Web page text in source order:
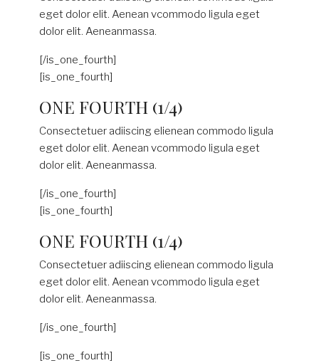
eget dolor elit. Aenean vcommodo ligula eget
dolor elit. Aeneanmassa.
[/is_one_fourth]
[is_one_fourth]
ONE FOURTH (1/4)
Consectetuer adiiscing elienean commodo ligula
eget dolor elit. Aenean vcommodo ligula eget
dolor elit. Aeneanmassa.
[/is_one_fourth]
[is_one_fourth]
ONE FOURTH (1/4)
Consectetuer adiiscing elienean commodo ligula
eget dolor elit. Aenean vcommodo ligula eget
dolor elit. Aeneanmassa.
[/is_one_fourth]
[is_one_fourth]